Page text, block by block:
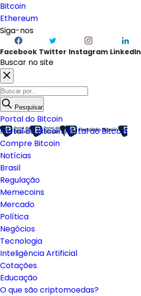
Bitcoin
Ethereum
Siga-nos
Facebook Twitter Instagram LinkedIn
Buscar no site
Pesquisar
Portal do Bitcoin
Portal do BitcoinPortal do Bitcoin
Compre Bitcoin
Notícias
Brasil
Regulação
Memecoins
Mercado
Política
Negócios
Tecnologia
Inteligência Artificial
Cotações
Educação
O que são criptomoedas?